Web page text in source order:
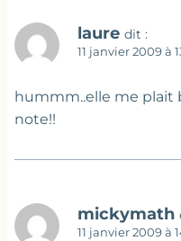
laure dit :
11 janvier 2009 à
hummm..elle me plait
note!!
mickymath
11 janvier 2009 à